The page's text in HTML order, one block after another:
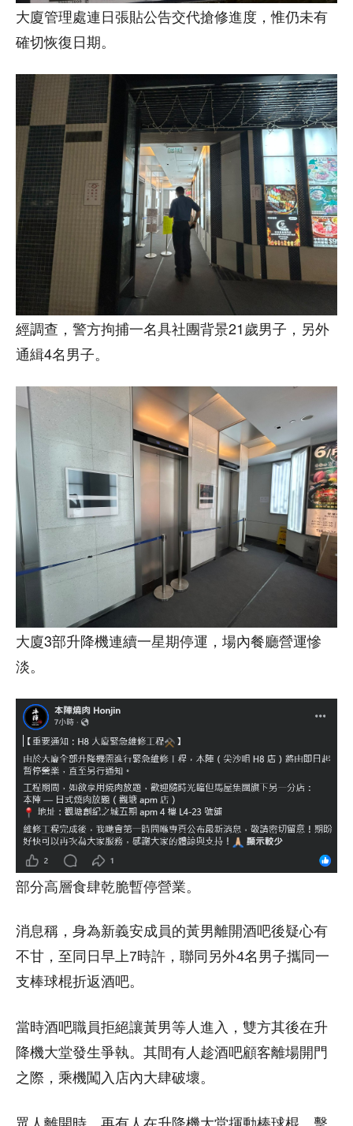
大廈管理處連日張貼公告交代搶修進度，惟仍未有
確切恢復日期。
經調查，警方拘捕一名具社團背景21歲男子，另外
通緝4名男子。
大廈3部升降機連續一星期停運，場內餐廳營運慘
淡。
部分高層食肆乾脆暫停營業。
消息稱，身為新義安成員的黃男離開酒吧後疑心有
不甘，至同日早上7時許，聯同另外4名男子攜同一
支棒球棍折返酒吧。
當時酒吧職員拒絕讓黃男等人進入，雙方其後在升
降機大堂發生爭執。其間有人趁酒吧顧客離場開門
之際，乘機闖入店內大肆破壞。